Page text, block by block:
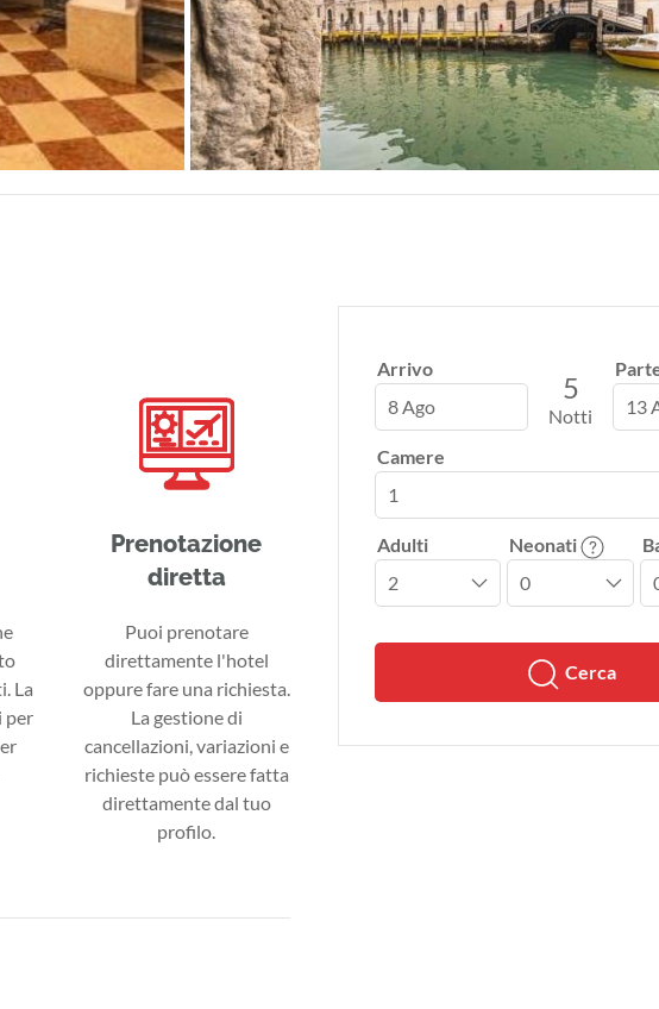
Arrivo
8 Ago
5
Notti
13
Camere
Adulti Neonati
Cerca
La
per
Prenotazione
diretta
Puoi prenotare
direttamente l'hotel
oppure fare una richiesta.
La gestione di
cancellazioni, variazioni e
richieste può essere fatta
direttamente dal tuo
profilo.